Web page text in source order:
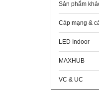
Sản phẩm
Cáp mạng &
LED Indoor
MAXHUB
VC & UC